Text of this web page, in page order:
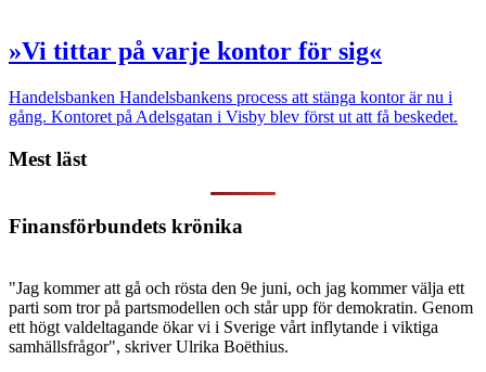
»Vi tittar på varje kontor för sig«
Handelsbanken Handelsbankens process att stänga kontor är nu i
gång. Kontoret på Adelsgatan i Visby blev först ut att få beskedet.
Mest läst
Finansförbundets krönika
"Jag kommer att gå och rösta den 9e juni, och jag kommer välja ett
parti som tror på partsmodellen och står upp för demokratin. Genom
ett högt valdeltagande ökar vi i Sverige vårt inflytande i viktiga
samhällsfrågor", skriver Ulrika Boëthius.